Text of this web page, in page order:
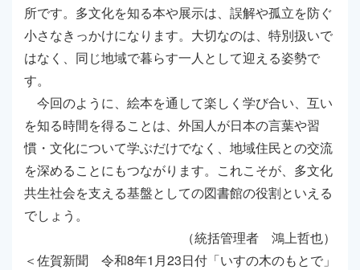
所です。多文化を知る本や展示は、誤解や孤立を防ぐ
小さなきっかけになります。大切なのは、特別扱いで
はなく、同じ地域で暮らす一人として迎える姿勢で
す。
今回のように、絵本を通して楽しく学び合い、互い
を知る時間を得ることは、外国人が日本の言葉や習
慣・文化について学ぶだけでなく、地域住民との交流
を深めることにもつながります。これこそが、多文化
共生社会を支える基盤としての図書館の役割といえる
でしょう。
（統括管理者 鴻上哲也）
＜佐賀新聞 令和8年1月23日付「いすの木のもとで」